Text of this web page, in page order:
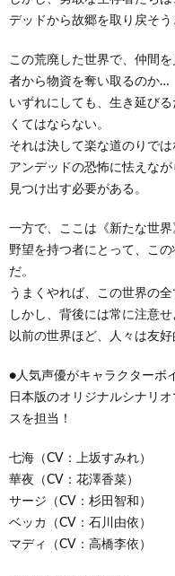
デッドから故郷を取り戻そう
この荒廃した世界で、仲間
者から物資を奪い取るのか…
いずれにしても、生き延び
くてはならない。
それは決して楽な道のりでは
アンデッドの恐怖に怯えな
見つけ出す必要がある。
一方で、ここは《新たな世界
野望を持つ者にとって、こ
だ。
うまくやれば、この世界の
しかし、背後には常に注意せ
以前の世界ほど、人々は友
●人気声優がキャラクターボ
日本版のオリジナルシナリ
スを担当！
七海（CV：上坂すみれ）
華夜（CV：花澤香菜）
サージ（CV：杉田智和）
ベッカ（CV：石川由依）
マディ（CV：高橋李依）